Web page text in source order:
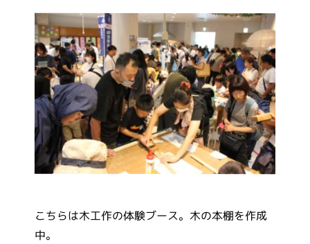
こちらは木工作の体験ブース。木の本棚を作成
中。